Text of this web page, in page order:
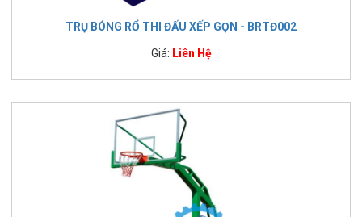
TRỤ BÓNG RỔ THI ĐẤU XẾP GỌN - BRTĐ002
Giá: Liên Hệ